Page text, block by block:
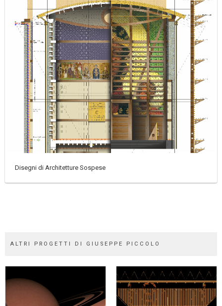
Disegni di Architetture Sospese
ALTRI PROGETTI DI GIUSEPPE PICCOLO